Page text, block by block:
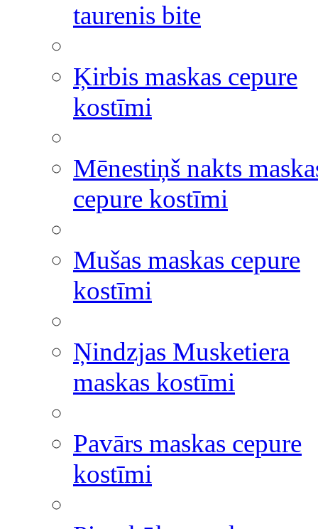
taurenis bite
Ķirbis maskas cepure
kostīmi
Mēnestiņš nakts
cepure kostīmi
Mušas maskas cepure
kostīmi
Ņindzjas Musketiera
maskas kostīmi
Pavārs maskas cepure
kostīmi